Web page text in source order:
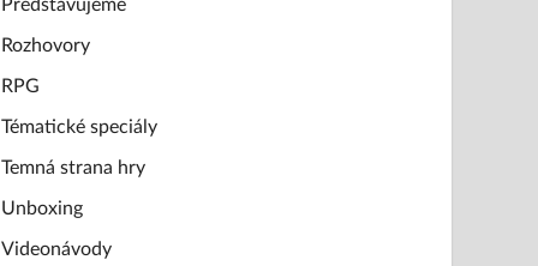
Představujeme
Rozhovory
RPG
Tématické speciály
Temná strana hry
Unboxing
Videonávody